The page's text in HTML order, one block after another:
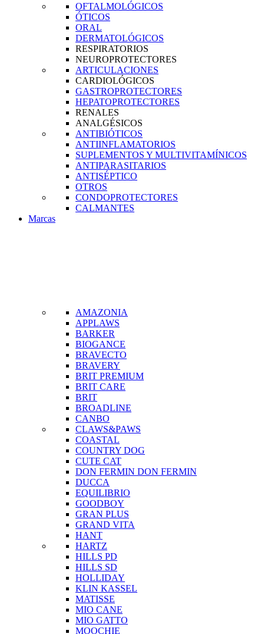
OFTALMOLÓGICOS
ÓTICOS
ORAL
DERMATOLÓGICOS
RESPIRATORIOS
NEUROPROTECTORES
ARTICULACIONES
CARDIOLÓGICOS
GASTROPROTECTORES
HEPATOPROTECTORES
RENALES
ANALGÉSICOS
ANTIBIÓTICOS
ANTIINFLAMATORIOS
SUPLEMENTOS Y MULTIVITAMÍNICOS
ANTIPARASITARIOS
ANTISÉPTICO
OTROS
CONDOPROTECTORES
CALMANTES
Marcas
AMAZONIA
APPLAWS
BARKER
BIOGANCE
BRAVECTO
BRAVERY
BRIT PREMIUM
BRIT CARE
BRIT
BROADLINE
CANBO
CLAWS&PAWS
COASTAL
COUNTRY DOG
CUTE CAT
DON FERMIN DON FERMIN
DUCCA
EQUILIBRIO
GOODBOY
GRAN PLUS
GRAND VITA
HANT
HARTZ
HILLS PD
HILLS SD
HOLLIDAY
KLIN KASSEL
MATISSE
MIO CANE
MIO GATTO
MOOCHIE